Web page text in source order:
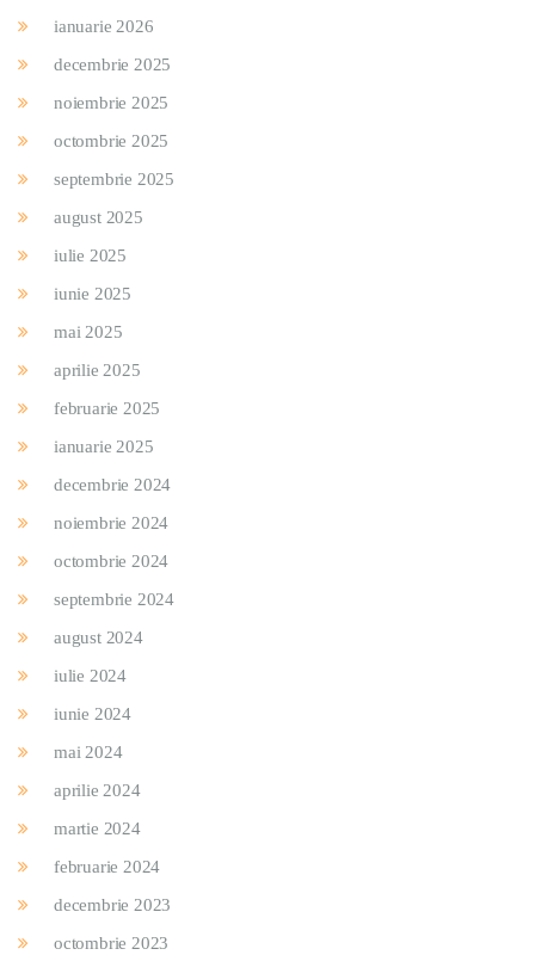
ianuarie 2026
decembrie 2025
noiembrie 2025
octombrie 2025
septembrie 2025
august 2025
iulie 2025
iunie 2025
mai 2025
aprilie 2025
februarie 2025
ianuarie 2025
decembrie 2024
noiembrie 2024
octombrie 2024
septembrie 2024
august 2024
iulie 2024
iunie 2024
mai 2024
aprilie 2024
martie 2024
februarie 2024
decembrie 2023
octombrie 2023